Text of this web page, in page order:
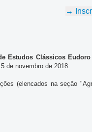
→
Estudos Clássicos Eudoro
de novembro de 2018.
(elencados na seção